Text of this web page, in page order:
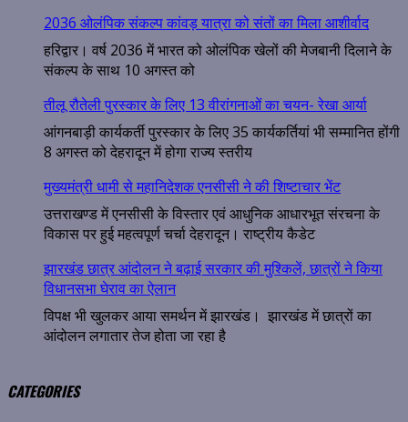
2036 ओलंपिक संकल्प कांवड़ यात्रा को संतों का मिला आशीर्वाद
हरिद्वार। वर्ष 2036 में भारत को ओलंपिक खेलों की मेजबानी दिलाने के
संकल्प के साथ 10 अगस्त को
तीलू रौतेली पुरस्कार के लिए 13 वीरांगनाओं का चयन- रेखा आर्या
आंगनबाड़ी कार्यकर्ती पुरस्कार के लिए 35 कार्यकर्तियां भी सम्मानित होंगी
8 अगस्त को देहरादून में होगा राज्य स्तरीय
मुख्यमंत्री धामी से महानिदेशक एनसीसी ने की शिष्टाचार भेंट
उत्तराखण्ड में एनसीसी के विस्तार एवं आधुनिक आधारभूत संरचना के
विकास पर हुई महत्वपूर्ण चर्चा देहरादून। राष्ट्रीय कैडेट
झारखंड छात्र आंदोलन ने बढ़ाई सरकार की मुश्किलें, छात्रों ने किया
विधानसभा घेराव का ऐलान
विपक्ष भी खुलकर आया समर्थन में झारखंड। झारखंड में छात्रों का
आंदोलन लगातार तेज होता जा रहा है
CATEGORIES